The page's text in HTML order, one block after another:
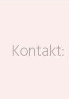
Kontakt: